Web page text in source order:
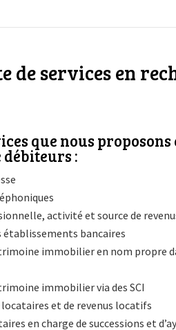
de services en
que nous proposons
:
activité et source de
établissements bancaires
immobilier en nom propre
immobilier via des SCI
et de revenus locatifs
en charge de successions et